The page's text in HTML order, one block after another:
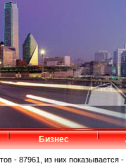
Бизнес
- 87961, из них показывается